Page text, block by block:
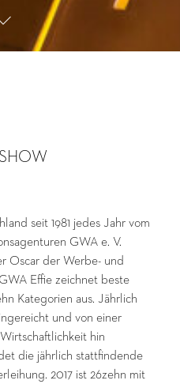
seit 1981 jedes Jahr vom
GWA e. V.
Oscar der Werbe- und
Effie zeichnet beste
Kategorien aus. Jährlich
und von einer
hin
die jährlich stattfindende
2017 ist 26zehn mit